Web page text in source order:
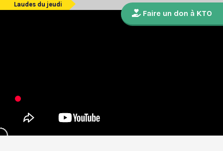
Laudes du jeudi
Faire un don à KTO